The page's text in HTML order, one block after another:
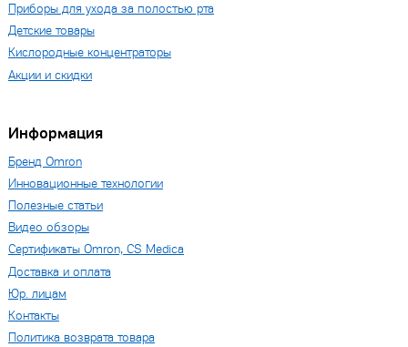
Приборы для ухода за полостью рта
Детские товары
Кислородные концентраторы
Акции и скидки
Информация
Бренд Omron
Инновационные технологии
Полезные статьи
Видео обзоры
Сертификаты Omron, CS Medica
Доставка и оплата
Юр. лицам
Контакты
Политика возврата товара